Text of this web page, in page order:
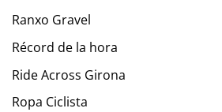
Ranxo Gravel
Récord de la hora
Ride Across Girona
Ropa Ciclista